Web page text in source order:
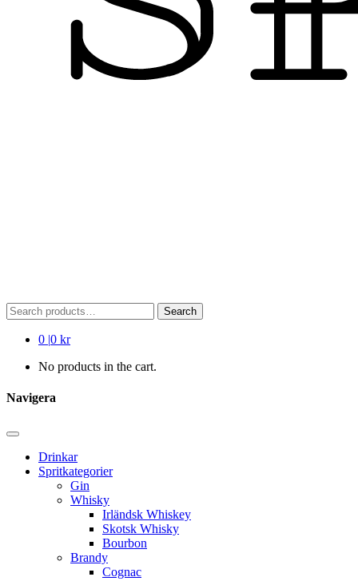
Search
for:
Search
0 |0 kr
No products in the cart.
Navigera
Drinkar
Spritkategorier
Gin
Whisky
Irländsk Whiskey
Skotsk Whisky
Bourbon
Brandy
Cognac